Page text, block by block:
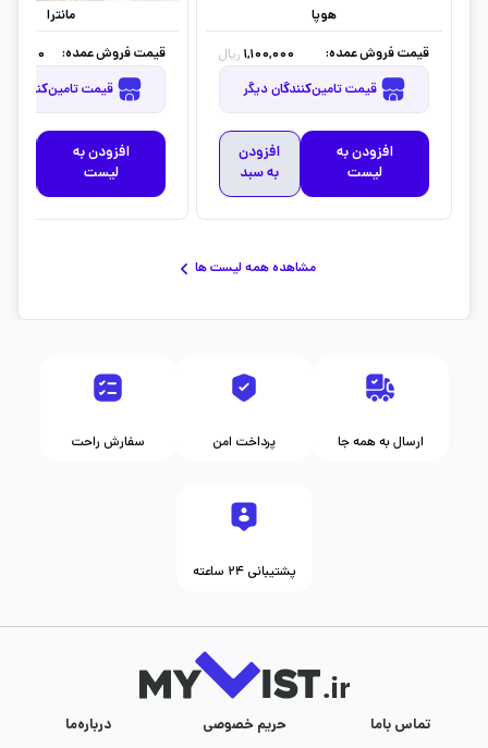
هوپا
قیمت فروش عمده:
1,100,000 ریال
قیمت تامین‌کنندگان دیگر
افزودن به
لیست
افزودن
به سبد
مانترا
قیمت فروش عمده:
قیمت تامین‌کنندگان دیگر
افزودن به
لیست
مشاهده همه لیست ها
سفارش راحت پرداخت امن ارسال به همه جا
پشتیبانی ۲۴ ساعته
درباره‌ما حریم خصوصی تماس با‌ما